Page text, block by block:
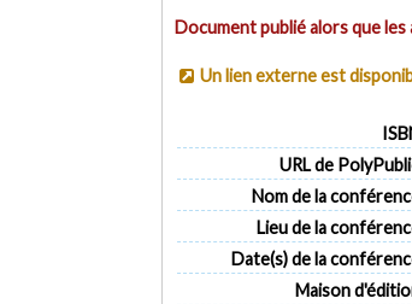
Document publié alors que
Un lien externe est
URL de
Nom de la
Lieu de la
Date(s) de la
Maison